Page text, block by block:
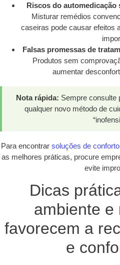
Riscos do
Misturar remédios
caseiras pode causar efeitos
Falsas promessas de
Produtos sem
aumentar
Nota rápida: Sempre consulte
qualquer novo método de
Para encontrar soluções de
as melhores práticas, procure
evite
Dicas
ambiente e
favorecem a
e